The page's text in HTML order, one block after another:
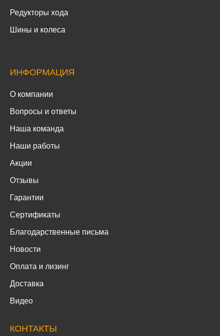
Редукторы хода
Шины и колеса
ИНФОРМАЦИЯ
О компании
Вопросы и ответы
Наша команда
Наши работы
Акции
Отзывы
Гарантии
Сертификаты
Благодарственные письма
Новости
Оплата и лизинг
Доставка
Видео
КОНТАКТЫ